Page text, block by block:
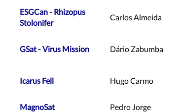
ESGCan - Rhizopus
Stolonifer
Carlos Almeida
GSat - Virus Mission Dário Zabumba
Icarus Fell Hugo Carmo
MagnoSat Pedro Jorge